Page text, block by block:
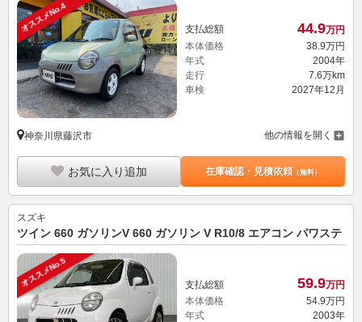
オススメNo.4 支払総額 44.9万円
本体価格
38. 9万円
年式
2004年
走行
7.6万km
車検
2027年12月
神奈川県藤沢市 他の情報を開く
お気に入り追加 在庫確認・見積依頼（無料）
スズキ
ツイン 660 ガソリンV 660 ガソリン V R10/8 エアコン パワステ
オススメNo.5 支払総額 59.9万円
本体価格
54.9万円
年式
2003年